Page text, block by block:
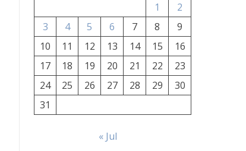
1
2
3
4 5 6 7 8
9
10
11 12 13 14 15
16
17
18 19 20 21 22
23
24
25 26 27 28 29
30
31
« Jul